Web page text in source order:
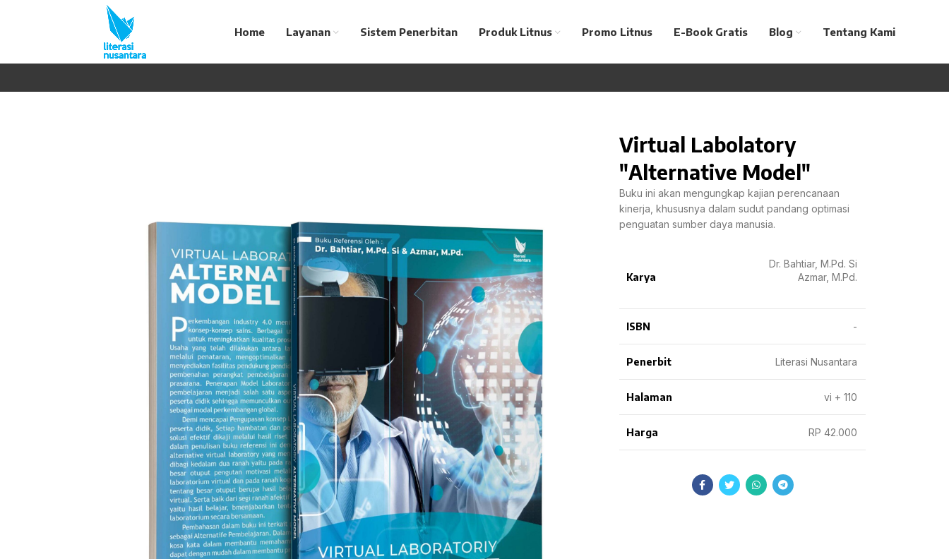
Home Layanan Sistem Penerbitan Produk Litnus Promo Litnus E-Book Gratis Blog Tentang Kami
Virtual Labolatory
"Alternative Model"
Buku ini akan mengungkap kajian perencanaan
kinerja, khususnya dalam sudut pandang optimasi
penguatan sumber daya manusia.
Karya
Dr. Bahtiar, M.Pd. Si
Azmar, M.Pd.
ISBN -
Penerbit Literasi Nusantara
Halaman vi + 110
Harga RP 42.000